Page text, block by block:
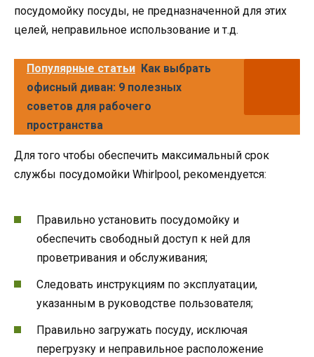
посудомойку посуды, не предназначенной для этих
целей, неправильное использование и т.д.
Популярные статьи Как выбрать
офисный диван: 9 полезных
советов для рабочего
пространства
Для того чтобы обеспечить максимальный срок
службы посудомойки Whirlpool, рекомендуется:
Правильно установить посудомойку и
обеспечить свободный доступ к ней для
проветривания и обслуживания;
Следовать инструкциям по эксплуатации,
указанным в руководстве пользователя;
Правильно загружать посуду, исключая
перегрузку и неправильное расположение